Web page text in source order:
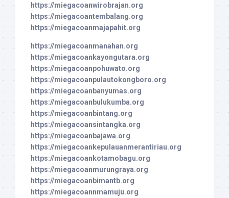
https://miegacoanwirobrajan.org
https://miegacoantembalang.org
https://miegacoanmajapahit.org
https://miegacoanmanahan.org
https://miegacoankayongutara.org
https://miegacoanpohuwato.org
https://miegacoanpulautokongboro.org
https://miegacoanbanyumas.org
https://miegacoanbulukumba.org
https://miegacoanbintang.org
https://miegacoansintangka.org
https://miegacoanbajawa.org
https://miegacoankepulauanmerantiriau.org
https://miegacoankotamobagu.org
https://miegacoanmurungraya.org
https://miegacoanbimantb.org
https://miegacoannmamuju.org